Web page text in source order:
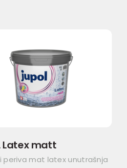
Latex matt
periva mat latex unutrašnja